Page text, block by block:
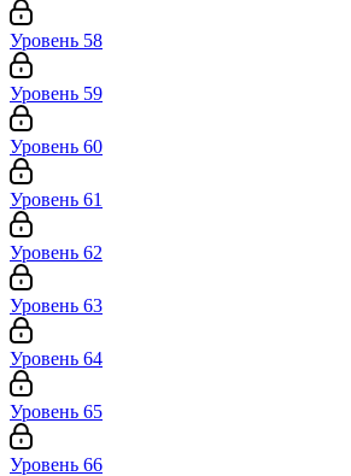
Уровень 58
Уровень 59
Уровень 60
Уровень 61
Уровень 62
Уровень 63
Уровень 64
Уровень 65
Уровень 66